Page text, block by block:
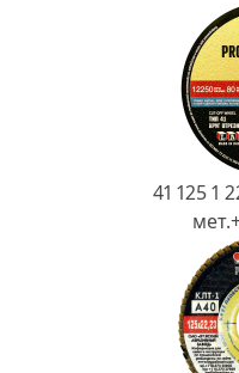
41 125 1